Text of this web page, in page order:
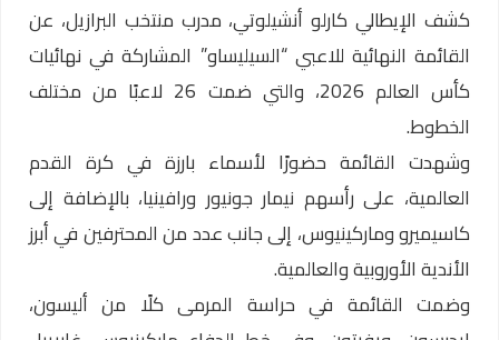
كشف الإيطالي كارلو أنشيلوتي، مدرب منتخب البرازيل، عن
القائمة النهائية للاعبي “السيليساو” المشاركة في نهائيات
كأس العالم 2026، والتي ضمت 26 لاعبًا من مختلف
الخطوط.
وشهدت القائمة حضورًا لأسماء بارزة في كرة القدم
العالمية، على رأسهم نيمار جونيور ورافينيا، بالإضافة إلى
كاسيميرو وماركينيوس، إلى جانب عدد من المحترفين في أبرز
الأندية الأوروبية والعالمية.
وضمت القائمة في حراسة المرمى كلًا من أليسون،